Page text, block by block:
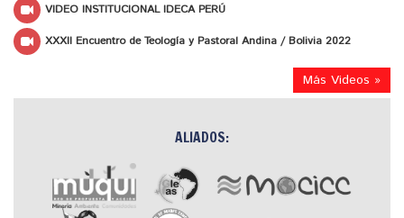
VIDEO INSTITUCIONAL IDECA PERÚ
XXXII Encuentro de Teología y Pastoral Andina / Bolivia 2022
Más Videos »
ALIADOS: